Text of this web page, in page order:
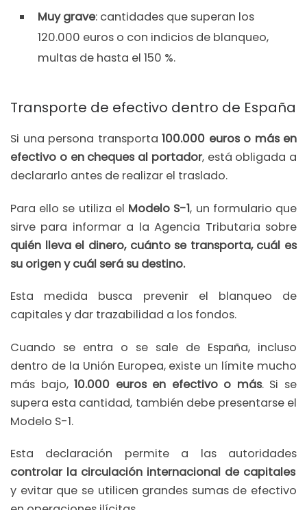
Muy grave: cantidades que superan los
120.000 euros o con indicios de blanqueo,
multas de hasta el 150 %.
Transporte de efectivo dentro de España
Si una persona transporta 100.000 euros o más en
efectivo o en cheques al portador, está obligada a
declararlo antes de realizar el traslado.
Para ello se utiliza el Modelo S-1, un formulario que
sirve para informar a la Agencia Tributaria sobre
quién lleva el dinero, cuánto se transporta, cuál es
su origen y cuál será su destino.
Esta medida busca prevenir el blanqueo de
capitales y dar trazabilidad a los fondos.
Cuando se entra o se sale de España, incluso
dentro de la Unión Europea, existe un límite mucho
más bajo,10.000 euros en efectivo o más. Si se
supera esta cantidad, también debe presentarse el
Modelo S-1.
Esta declaración permite a las autoridades
controlar la circulación internacional de capitales
y evitar que se utilicen grandes sumas de efectivo